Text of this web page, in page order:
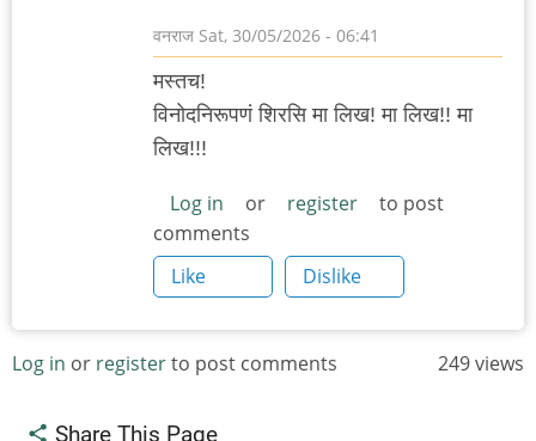
वनराज Sat, 30/05/2026 - 06:41
मस्तच!
विनोदनिरूपणं शिरसि मा लिख! मा लिख!! मा
लिख!!!
Log in or register
to post
comments
Like
Dislike
Log in or registerto post comments 249 views
Share This Page